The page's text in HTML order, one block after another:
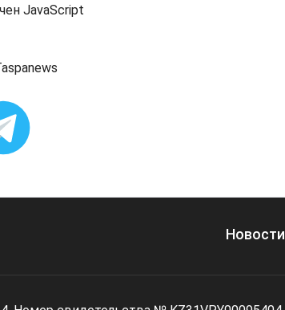
JavaScript
Новости